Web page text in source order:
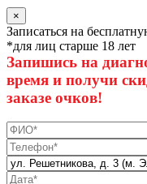
×
Записаться на
*для лиц старше 18 лет
Запишись на
время и получи
заказе очков!